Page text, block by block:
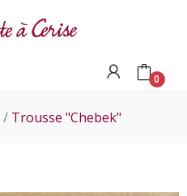
0
Trousse "Chebek"